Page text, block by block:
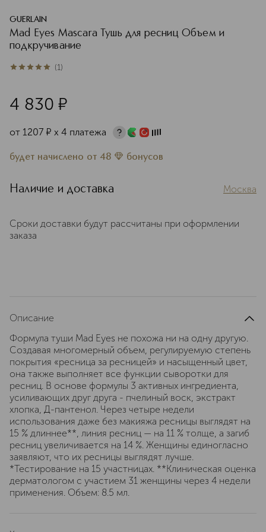
GUERLAIN
Mad Eyes Mascara Тушь для ресниц Объем и
подкручивание
5из 51 (1)
4 830 ¤
от 1207 ¤ х 4 платежа
будет начислено от 48 бонусов
Наличие и доставка Москва
Сроки доставки будут рассчитаны при оформлении
заказа
Описание
Формула туши Mad Eyes не похожа ни на одну другую.
Создавая многомерный объем, регулируемую степень
покрытия «ресница за ресницей» и насыщенный цвет,
она также выполняет все функции сыворотки для
ресниц. В основе формулы 3 активных ингредиента,
усиливающих друг друга - пчелиный воск, экстракт
хлопка, Д-пантенол. Через четыре недели
использования даже без макияжа ресницы выглядят на
15 % длиннее**, линия ресниц — на 11 % толще, а загиб
ресниц увеличивается на 14 %. Женщины единогласно
заявляют, что их ресницы выглядят лучше.
*Тестирование на 15 участницах. **Клиническая оценка
дерматологом с участием 31 женщины через 4 недели
применения. Объем: 8.5 мл.